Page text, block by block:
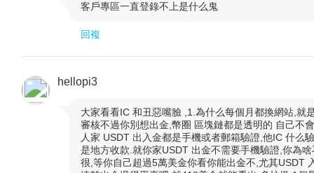
客戶專區一直登錄不上是什么鬼
回複
hellopi3
大家看看IC 和丑惡嘴臉 ,1.為什么每個月都換網站,就
審核不過你別想出金,幣圈 區塊鏈都是透明的 自己不
人家 USDT 出入金都是手機或者郵箱驗證,他IC 什么
是地方收款.就你家USDT 出金不需要手機驗證,你為
很,等你自己超過5萬美金你看你能出金不,尤其USDT